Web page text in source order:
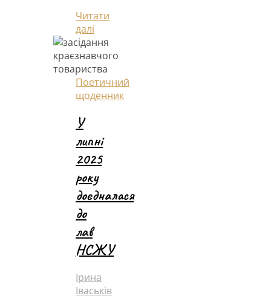
Читати
далі
Поетичний
щоденник
У
липні
2025
року
доєдналася
до
лав
НСЖУ
Ірина
Іваськів